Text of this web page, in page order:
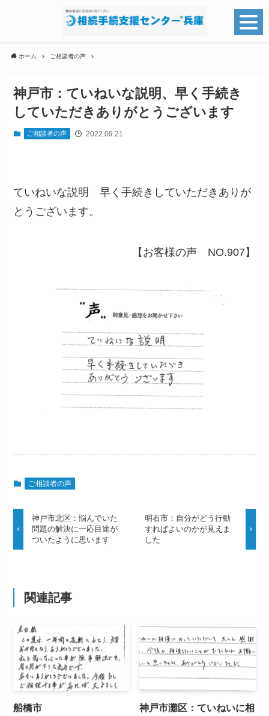
ホーム ご相談者の声
神戸市：ていねいな説明、早く手続き
していただきありがとうございます
ご相談者の声 2022.09.21
ていねいな説明 早く手続きしていただきありが
とうございます。
【お客様の声 NO.907】
ご相談者の声
神戸市北区：悩んでいた
問題の解決に一応目途が
ついたように思います
明石市：自分がどう行動
すればよいのかが見えま
した
関連記事
船橋市
神戸市灘区：ていねいに相